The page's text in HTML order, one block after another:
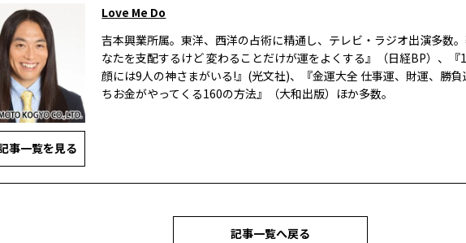
事一覧を見る
Love Me Do
吉本興業所属。東洋、西洋の占術に精通し、テレビ・ラジオ出演多数
なたを支配するけど 変わることだけが運をよくする』（日経BP）、『
顔には9人の神さまがいる!』(光文社)、『金運大全 仕事運、財運、勝負
ちお金がやってくる160の方法』（大和出版）ほか多数。
記事一覧へ戻る